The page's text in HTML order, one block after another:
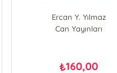
Ercan Y. Yılmaz
Can Yayınları
₺160,00